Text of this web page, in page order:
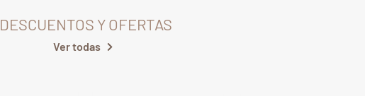
DESCUENTOS Y OFERTAS
Ver todas